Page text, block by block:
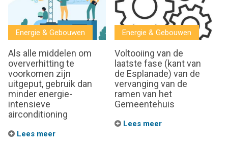
Energie & Gebouwen
Als alle middelen om
oververhitting te
voorkomen zijn
uitgeput, gebruik dan
minder energie-
intensieve
airconditioning
Lees meer
Energie & Gebouwen
Voltooiing van de
laatste fase (kant van
de Esplanade) van de
vervanging van de
ramen van het
Gemeentehuis
Lees meer